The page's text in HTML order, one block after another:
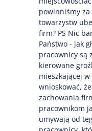
powinniśmy
towarzystw
firm? PS Nic
Państwo - jak
pracownicy są
kierowane
mieszkającej
wnioskować,
zachowania
pracownikom
umywają od